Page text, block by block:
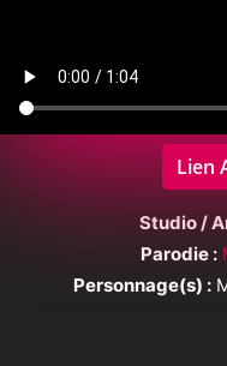
Lien
Studio /
Parodie :
Personnage(s) :